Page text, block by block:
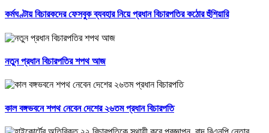
কর্মঘণ্টায় বিচারকদের ফেসবুক ব্যবহার নিয়ে প্রধান বিচারপতির কঠোর হুঁশিয়ারি
নতুন প্রধান বিচারপতির শপথ আজ
কাল বঙ্গভবনে শপথ নেবেন দেশের ২৬তম প্রধান বিচারপতি